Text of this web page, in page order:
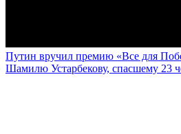
Путин вручил премию «Все для
Шамилю Устарбекову, спасшему 23